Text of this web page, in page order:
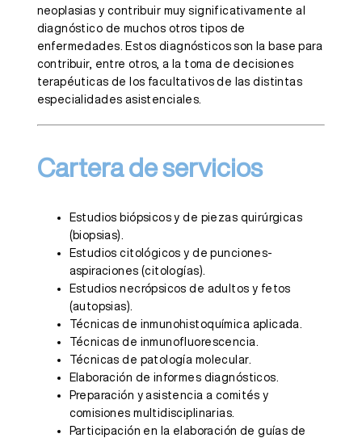
neoplasias y contribuir muy significativamente al
diagnóstico de muchos otros tipos de
enfermedades. Estos diagnósticos son la base para
contribuir, entre otros, a la toma de decisiones
terapéuticas de los facultativos de las distintas
especialidades asistenciales.
Cartera de servicios
Estudios biópsicos y de piezas quirúrgicas
(biopsias).
Estudios citológicos y de punciones-
aspiraciones (citologías).
Estudios necrópsicos de adultos y fetos
(autopsias).
Técnicas de inmunohistoquímica aplicada.
Técnicas de inmunofluorescencia.
Técnicas de patología molecular.
Elaboración de informes diagnósticos.
Preparación y asistencia a comités y
comisiones multidisciplinarias.
Participación en la elaboración de guías de